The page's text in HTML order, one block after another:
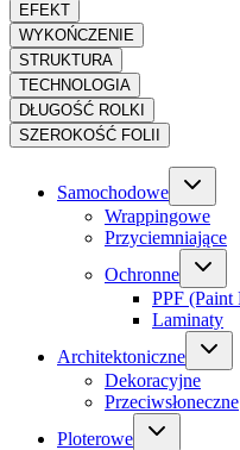
EFEKT
WYKOŃCZENIE
STRUKTURA
TECHNOLOGIA
DŁUGOŚĆ ROLKI
SZEROKOŚĆ FOLII
Samochodowe
Wrappingowe
Przyciemniające
Ochronne
PPF (Paint
Laminaty
Architektoniczne
Dekoracyjne
Przeciwsłoneczne
Ploterowe